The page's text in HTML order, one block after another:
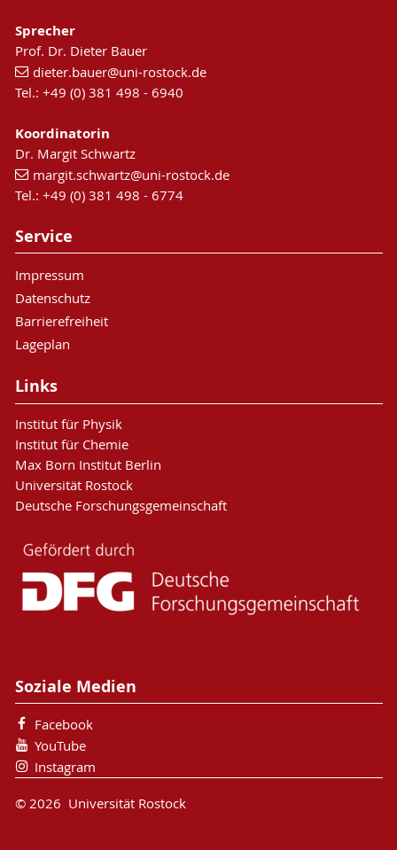
Sprecher
Prof. Dr. Dieter Bauer
dieter.bauer@uni-rostock.de
Tel.: +49 (0) 381 498 - 6940
Koordinatorin
Dr. Margit Schwartz
margit.schwartz@uni-rostock.de
Tel.: +49 (0) 381 498 - 6774
Service
Impressum
Datenschutz
Barrierefreiheit
Lageplan
Links
Institut für Physik
Institut für Chemie
Max Born Institut Berlin
Universität Rostock
Deutsche Forschungsgemeinschaft
Soziale Medien
Facebook
YouTube
Instagram
© 2026 Universität Rostock